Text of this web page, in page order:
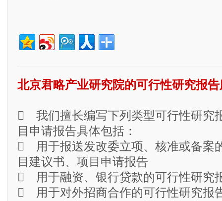
北京君略产业研究院的可行性研究报
 我们擅长编写下列类型可行性研究
目申请报告具体包括：
 用于报送发改委立项、核准或备案
目建议书、项目申请报告
 用于融资、银行贷款的可行性研究
 用于对外招商合作的可行性研究报